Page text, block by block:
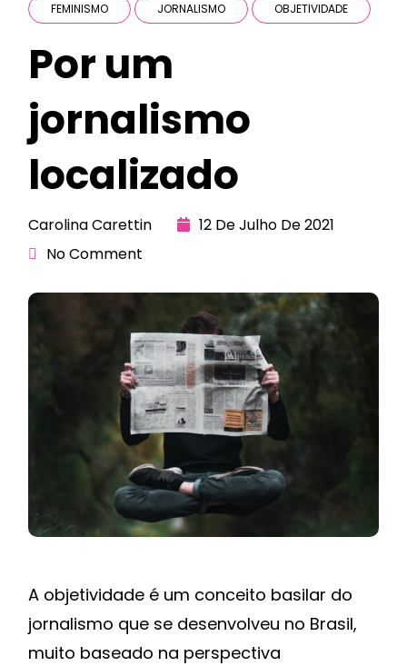
FEMINISMO JORNALISMO OBJETIVIDADE
Por um
jornalismo
localizado
Carolina Carettin
12 De Julho De 2021
No Comment
A objetividade é um conceito basilar do
jornalismo que se desenvolveu no Brasil,
muito baseado na perspectiva